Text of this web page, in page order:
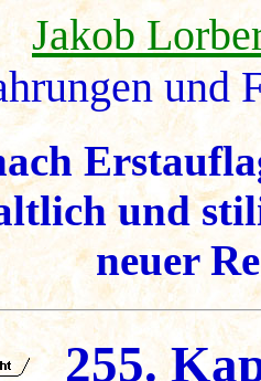
Jakob
und
und
neuer
255.